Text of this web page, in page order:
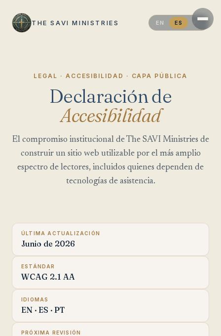
THE SAVI MINISTRIES EN ES
LEGAL · ACCESIBILIDAD · CAPA PÚBLICA
Declaración de
Accesibilidad
El compromiso institucional de The SAVI Ministries de
construir un sitio web utilizable por el más amplio
espectro de lectores, incluidos quienes dependen de
tecnologías de asistencia.
ÚLTIMA ACTUALIZACIÓN
Junio de 2026
ESTÁNDAR
WCAG 2.1 AA
IDIOMAS
EN · ES · PT
PRÓXIMA REVISIÓN